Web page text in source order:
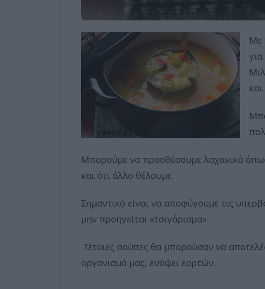
Με
Μπορούμε να προσθέσουμε λαχανικά
και ότι άλλο θέλουμε.
Σημαντικό είναι να αποφύγουμε τις
μην προηγείται «τσιγάρισμα».
Τέτοιες σούπες θα μπορούσαν να
οργανισμό μας, ενόψει εορτών.